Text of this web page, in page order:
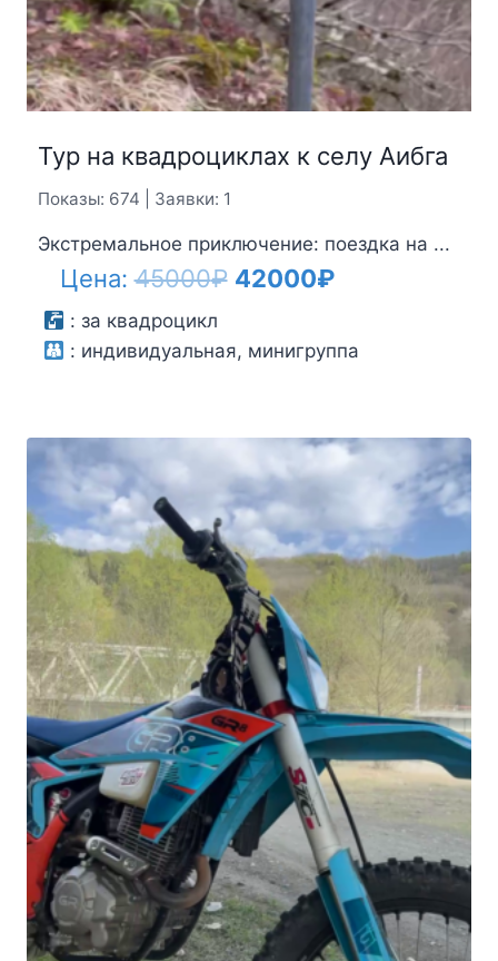
Тур на квадроциклах к селу Аибга
Показы: 674 | Заявки: 1
Экстремальное приключение: поездка на ...
Цена:45000₽ Первоначальная
составляла
42000₽Текущая
42000₽.
: за квадроцикл
: индивидуальная, минигруппа